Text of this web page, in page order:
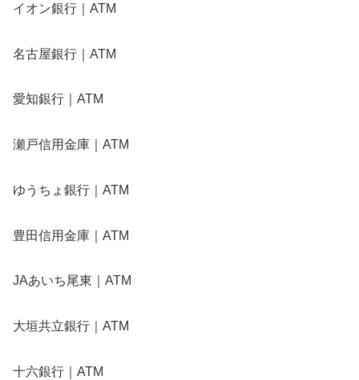
イオン銀行｜ATM
名古屋銀行｜ATM
愛知銀行｜ATM
瀬戸信用金庫｜ATM
ゆうちょ銀行｜ATM
豊田信用金庫｜ATM
JAあいち尾東｜ATM
大垣共立銀行｜ATM
十六銀行｜ATM